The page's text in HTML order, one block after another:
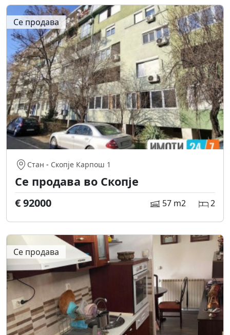
Се продава
Стан - Скопје Карпош 1
Се продава во Скопје
€ 92000 57 m2 2
Се продава